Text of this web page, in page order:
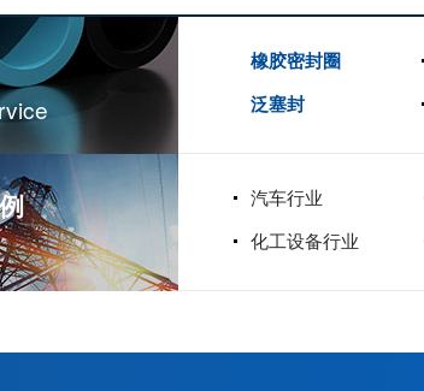
橡胶密封圈
泛塞封
汽车行业
化工设备行业